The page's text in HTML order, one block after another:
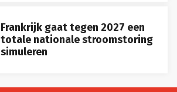
Frankrijk gaat tegen 2027 een
totale nationale stroomstoring
simuleren